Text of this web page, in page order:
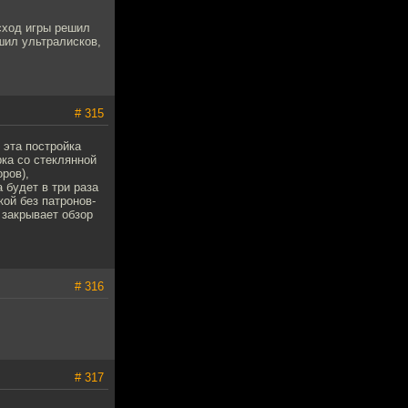
игры решил
ультралисков,
# 315
постройка
со стеклянной
в три раза
без патронов-
обзор
# 316
# 317